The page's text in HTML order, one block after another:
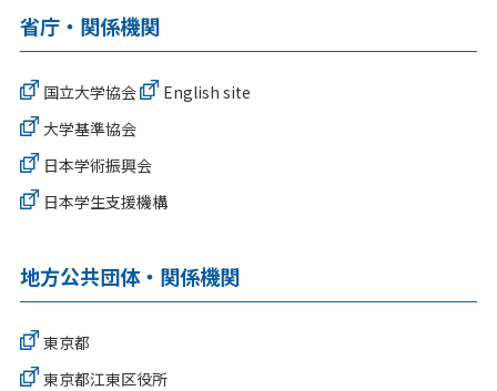
省庁・関係機関
国立大学協会
English site
大学基準協会
日本学術振興会
日本学生支援機構
地方公共団体・関係機関
東京都
東京都江東区役所